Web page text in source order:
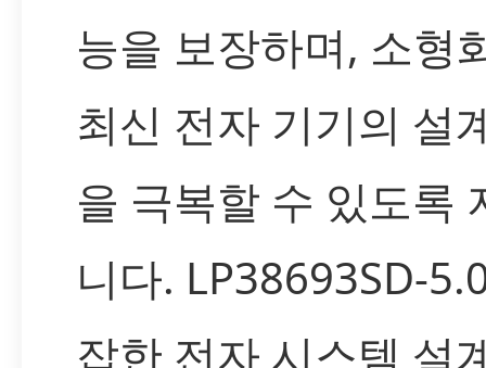
능을 보장하며, 소형
최신 전자 기기의 설
을 극복할 수 있도록
니다. LP38693SD-
잡한 전자 시스템 설